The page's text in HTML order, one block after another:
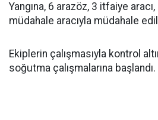
Yangına, 6 arazöz, 3 itfaiye
müdahale aracıyla müdahale
Ekiplerin çalışmasıyla kontrol
soğutma çalışmalarına başlandı.